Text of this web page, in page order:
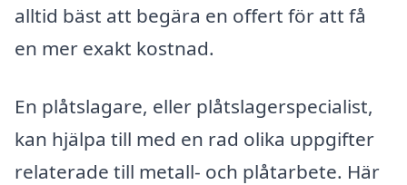
alltid bäst att begära en offert för att få
en mer exakt kostnad.
En plåtslagare, eller plåtslagerspecialist,
kan hjälpa till med en rad olika uppgifter
relaterade till metall- och plåtarbete. Här